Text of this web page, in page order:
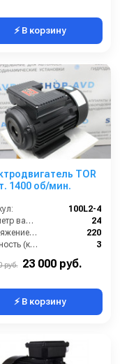
⚡ В корзину
TOR
1400 об/мин.
100L2-4
Диаметр вала (мм):
24
Напряжение (В):
220
Мощность (кВт):
3
руб. 23 000 руб.
⚡ В корзину